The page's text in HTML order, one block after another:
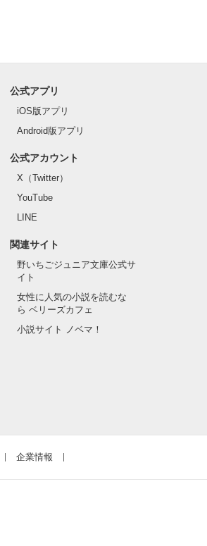
公式アプリ
iOS版アプリ
Android版アプリ
公式アカウント
X（Twitter）
YouTube
LINE
関連サイト
野いちごジュニア文庫公式サ
イト
女性に人気の小説を読むな
ら ベリーズカフェ
小説サイト ノベマ！
企業情報